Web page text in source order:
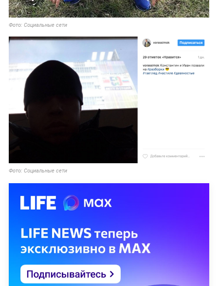
Фото: Социальные сети
Фото: Социальные сети